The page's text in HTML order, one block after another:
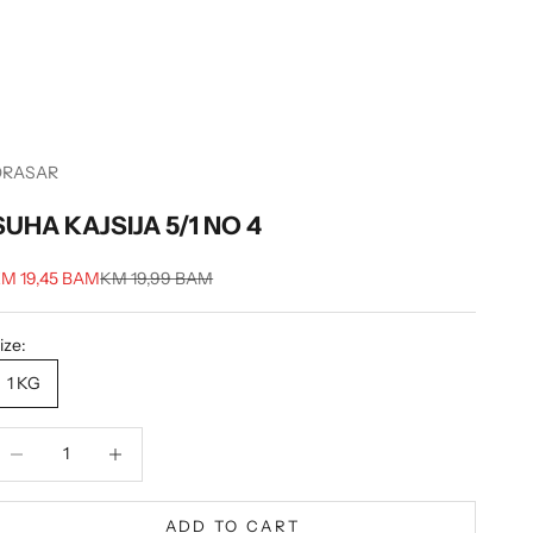
KAJSIJA 5/1 NO 4
price
19,45 BAMRegular price
KM 19,99 BAM
1 KG
ADD TO CART